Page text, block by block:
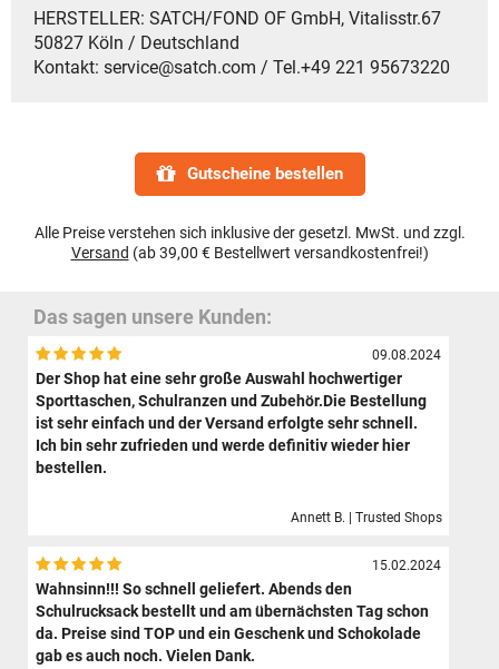
HERSTELLER: SATCH/FOND OF GmbH, Vitalisstr.67
50827 Köln / Deutschland
Kontakt: service@satch.com / Tel.+49 221 95673220
Gutscheine bestellen
Alle Preise verstehen sich inklusive der gesetzl. MwSt. und zzgl.
Versand (ab 39,00 € Bestellwert versandkostenfrei!)
Das sagen unsere Kunden:
09.08.2024
Der Shop hat eine sehr große Auswahl hochwertiger
Sporttaschen, Schulranzen und Zubehör.Die Bestellung
ist sehr einfach und der Versand erfolgte sehr schnell.
Ich bin sehr zufrieden und werde definitiv wieder hier
bestellen.
Annett B. | Trusted Shops
15.02.2024
Wahnsinn!!! So schnell geliefert. Abends den
Schulrucksack bestellt und am übernächsten Tag schon
da. Preise sind TOP und ein Geschenk und Schokolade
gab es auch noch. Vielen Dank.